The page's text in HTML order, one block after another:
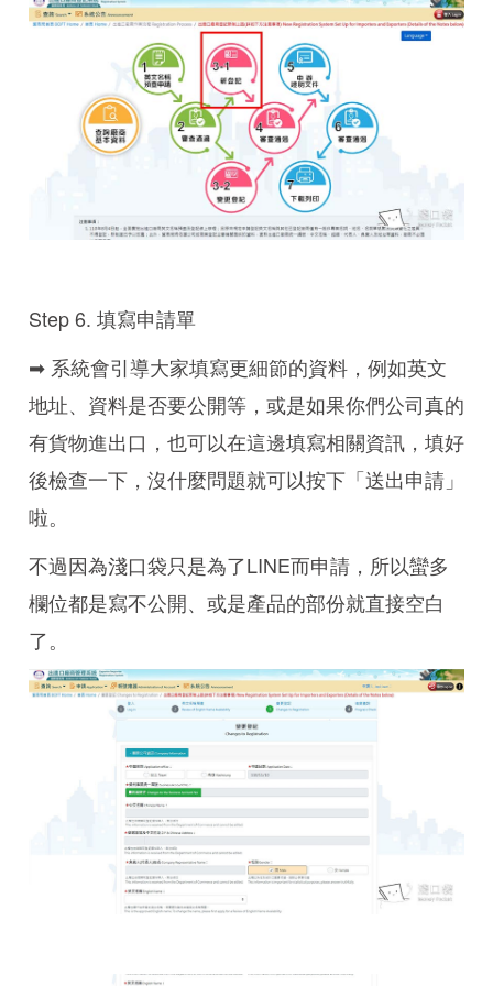
Step 6. 填寫申請單
➡ 系統會引導大家填寫更細節的資料，例如英文
地址、資料是否要公開等，或是如果你們公司真的
有貨物進出口，也可以在這邊填寫相關資訊，填好
後檢查一下，沒什麼問題就可以按下「送出申請」
啦。
不過因為淺口袋只是為了LINE而申請，所以蠻多
欄位都是寫不公開、或是產品的部份就直接空白
了。